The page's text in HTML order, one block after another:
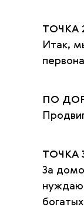
ТОЧКА
Итак,
ПО
ТОЧКА
За